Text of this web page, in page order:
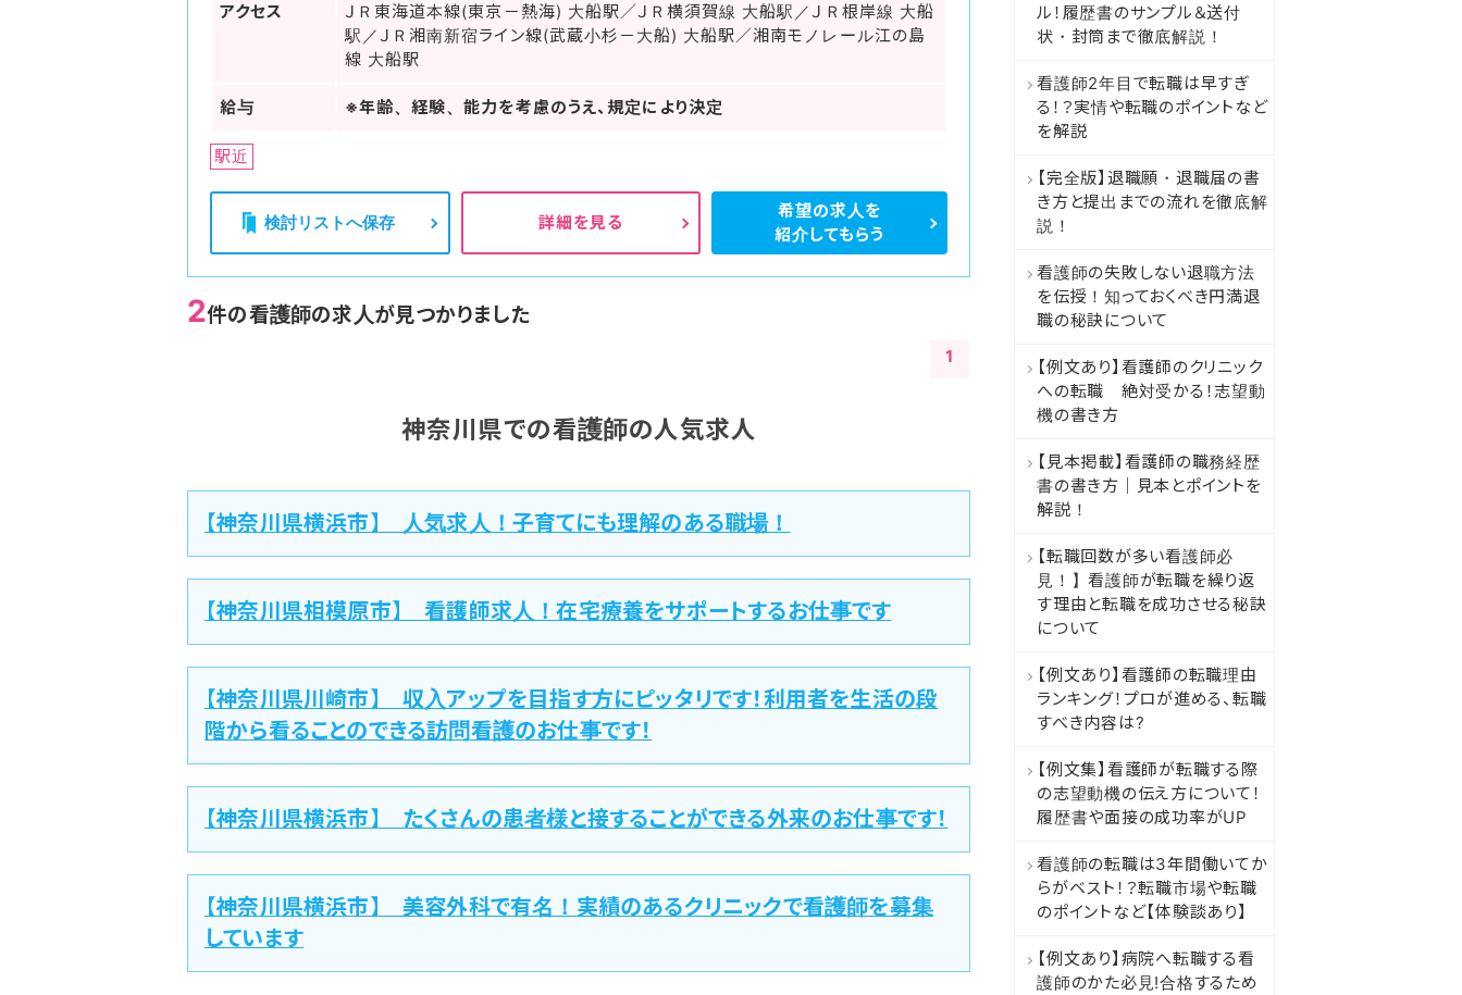
アクセス
ＪＲ東海道本線(東京－熱海) 大船駅／ＪＲ横須賀線 大船駅／ＪＲ根岸線 大船
駅／ＪＲ湘南新宿ライン線(武蔵小杉－大船) 大船駅／湘南モノレール江の島
線 大船駅
給与 ※年齢、経験、能力を考慮のうえ、規定により決定
駅近
検討リストへ保存 詳細を見る
希望の求人を
紹介してもらう
2件の看護師の求人が見つかりました
1
神奈川県での看護師の人気求人
【神奈川県横浜市】 人気求人！子育てにも理解のある職場！
【神奈川県相模原市】 看護師求人！在宅療養をサポートするお仕事です
【神奈川県川崎市】 収入アップを目指す方にピッタリです！利用者を生活の段
階から看ることのできる訪問看護のお仕事です！
【神奈川県横浜市】 たくさんの患者様と接することができる外来のお仕事です！
【神奈川県横浜市】 美容外科で有名！実績のあるクリニックで看護師を募集
しています
ル！履歴書のサンプル＆送付
状・封筒まで徹底解説！
看護師2年目で転職は早すぎ
る！？実情や転職のポイントなど
を解説
【完全版】退職願・退職届の書
き方と提出までの流れを徹底解
説！
看護師の失敗しない退職方法
を伝授！知っておくべき円満退
職の秘訣について
【例文あり】看護師のクリニック
への転職 絶対受かる！志望動
機の書き方
【見本掲載】看護師の職務経歴
書の書き方｜見本とポイントを
解説！
【転職回数が多い看護師必
見！】看護師が転職を繰り返
す理由と転職を成功させる秘訣
について
【例文あり】看護師の転職理由
ランキング！プロが進める、転職
すべき内容は?
【例文集】看護師が転職する際
の志望動機の伝え方について！
履歴書や面接の成功率がUP
看護師の転職は3年間働いてか
らがベスト！？転職市場や転職
のポイントなど【体験談あり】
【例文あり】病院へ転職する看
護師のかた必見!合格するため